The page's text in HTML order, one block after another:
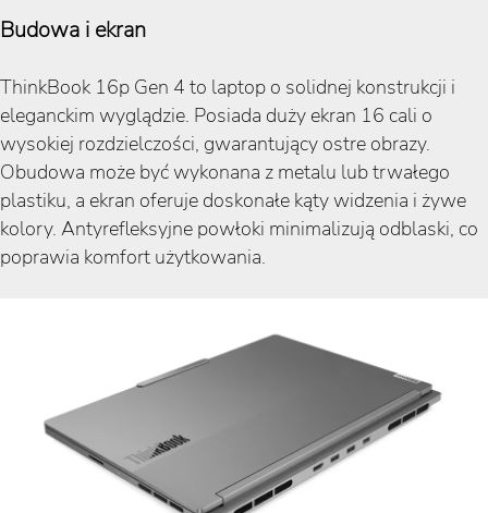
Budowa i ekran
ThinkBook 16p Gen 4 to laptop o solidnej konstrukcji i
eleganckim wyglądzie. Posiada duży ekran 16 cali o
wysokiej rozdzielczości, gwarantujący ostre obrazy.
Obudowa może być wykonana z metalu lub trwałego
plastiku, a ekran oferuje doskonałe kąty widzenia i żywe
kolory. Antyrefleksyjne powłoki minimalizują odblaski, co
poprawia komfort użytkowania.